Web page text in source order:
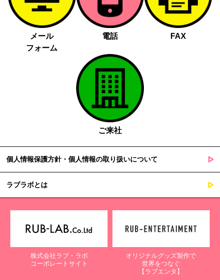
メール
フォーム
電話 FAX
ご来社
個人情報保護方針・個人情報の取り扱いについて
ラブラボとは
株式会社ラブ・ラボ
コーポレートサイト
オリジナルグッズ製作で
世界をつなぐ
【ラブエンタ】